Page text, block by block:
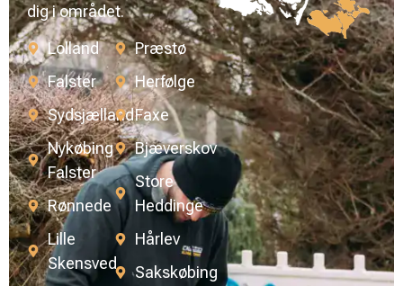
dig i området.
Lolland
Falster
Sydsjælland
Nykøbing
Falster
Rønnede
Lille
Skensved
Præstø
Herfølge
Faxe
Bjæverskov
Store
Heddinge
Hårlev
Sakskøbing